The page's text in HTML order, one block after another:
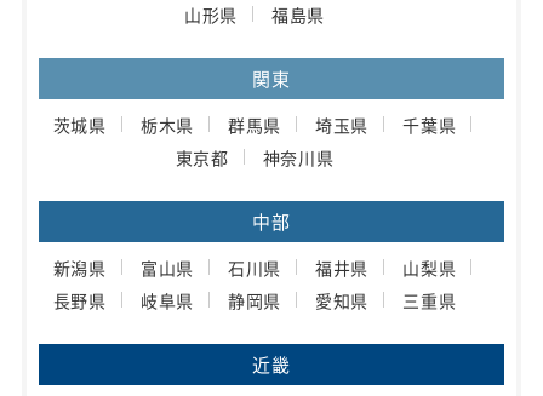
山形県
福島県
関東
茨城県 栃木県 群馬県 埼玉県
千葉県
東京都
神奈川県
中部
新潟県 富山県 石川県 福井県
山梨県
長野県
岐阜県 静岡県 愛知県 三重県
近畿